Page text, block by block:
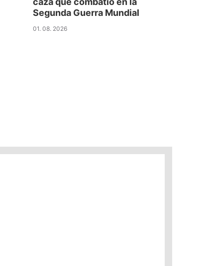
Segunda Guerra Mundial
01. 08. 2026